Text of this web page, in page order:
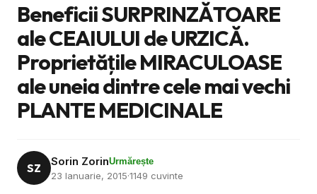
Beneficii SURPRINZĂTOARE
ale CEAIULUI de URZICĂ.
Proprietăţile MIRACULOASE
ale uneia dintre cele mai vechi
PLANTE MEDICINALE
SZ Sorin ZorinUrmărește
23 Ianuarie, 2015·1149 cuvinte